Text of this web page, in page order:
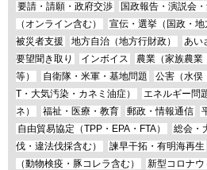
要請・請願・政府交渉
国政報告・演説会
（オンライン含む）
宣伝・選挙（国政・地
被災者支援
地方自治（地方行財政） あい
要望聞き取り
インボイス
農業（家族農業
等）
自衛隊・米軍・基地問題
公害（水俣
T・大気汚染・カネミ油症）
エネルギー問
ネ）
福祉・医療・教育 郵政・情報通信
自由貿易協定（TPP・EPA・FTA）
総会・
伐・違法伐採含む）
諫早干拓・有明海再生
（動物検疫・豚コレラ含む）
新型コロナ